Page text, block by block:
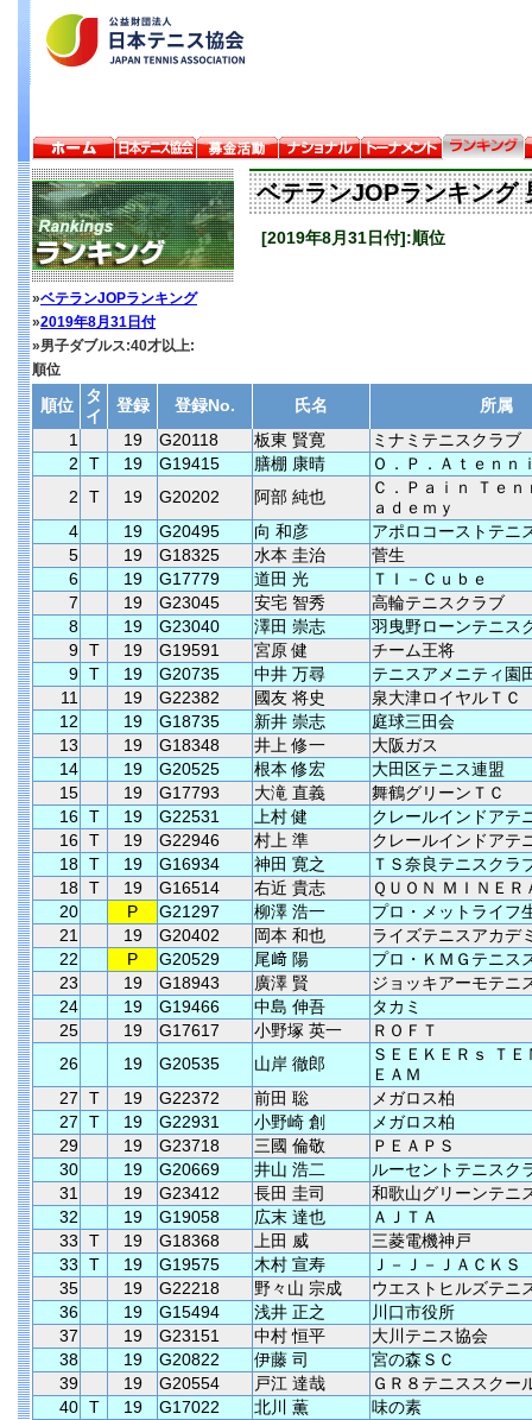
»ベテランJOPランキング
»2019年8月31日付
»男子ダブルス:40才以上:
順位
ベテランJOPランキング
[2019年8月31日付]:順位
順位
タ
イ
登録 登録No. 氏名
所属
1
19 G20118 板東 賢寛
ミナミテニスクラブ
2
T 19 G19415 膳棚 康晴
Ｏ．Ｐ．Ａｔｅｎｎ
2
T 19 G20202 阿部 純也
Ｃ．Ｐａｉｎ Ｔｅ
ａｄｅｍｙ
4
19 G20495 向 和彦
アポロコーストテニ
5
19 G18325 水本 圭治
菅生
6
19 G17779 道田 光
ＴＩ－Ｃｕｂｅ
7
19 G23045 安宅 智秀
高輪テニスクラブ
8
19 G23040 澤田 崇志
羽曳野ローンテニス
9 T 19 G19591 宮原 健
チーム王将
9 T 19 G20735 中井 万尋
テニスアメニティ園
11
19 G22382 國友 将史
泉大津ロイヤルＴＣ
12
19 G18735 新井 崇志
庭球三田会
13
19 G18348 井上 修一
大阪ガス
14
19 G20525 根本 修宏
大田区テニス連盟
15
19 G17793 大滝 直義
舞鶴グリーンＴＣ
16 T 19 G22531 上村 健
クレールインドアテ
16 T 19 G22946 村上 準
クレールインドアテ
18 T 19 G16934 神田 寛之
ＴＳ奈良テニスクラ
18 T 19 G16514 右近 貴志
ＱＵＯＮ ＭＩＮＥＲ
20
P G21297 柳澤 浩一
プロ・メットライフ
21
19 G20402 岡本 和也
ライズテニスアカデ
22
P G20529 尾﨑 陽
プロ・ＫＭＧテニス
23
19 G18943 廣澤 賢
ジョッキアーモテニ
24
19 G19466 中島 伸吾
タカミ
25
19 G17617 小野塚 英一
ＲＯＦＴ
26
19 G20535 山岸 徹郎
ＳＥＥＫＥＲｓ Ｔ
ＥＡＭ
27
T 19 G22372 前田 聡
メガロス柏
27
T 19 G22931 小野崎 創
メガロス柏
29
19 G23718 三國 倫敬
ＰＥＡＰＳ
30
19 G20669 井山 浩二
ルーセントテニスク
31
19 G23412 長田 圭司
和歌山グリーンテニ
32
19 G19058 広末 達也
ＡＪＴＡ
33
T 19 G18368 上田 威
三菱電機神戸
33
T 19 G19575 木村 宣寿
Ｊ－Ｊ－ＪＡＣＫＳ
35
19 G22218 野々山 宗成
ウエストヒルズテニ
36
19 G15494 浅井 正之
川口市役所
37
19 G23151 中村 恒平
大川テニス協会
38
19 G20822 伊藤 司
宮の森ＳＣ
39
19 G20554 戸江 達哉
ＧＲ８テニススクー
40 T 19 G17022 北川 薫
味の素